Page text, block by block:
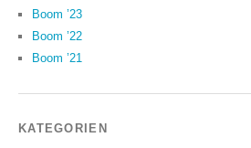
Boom ’23
Boom ’22
Boom ’21
KATEGORIEN